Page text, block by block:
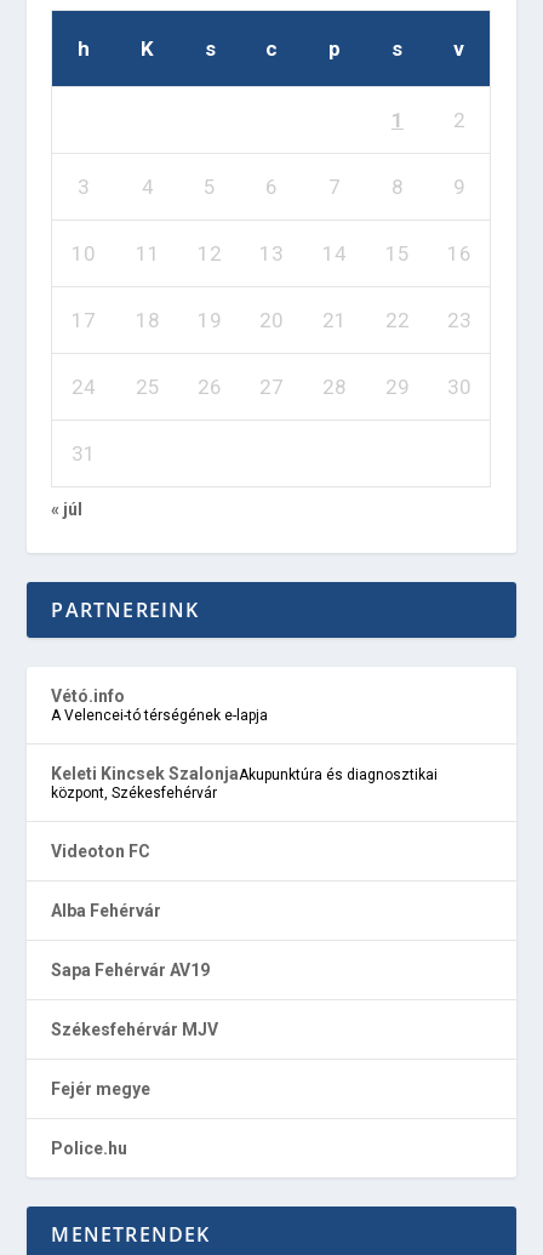
h K s c p s v
1 2
3 4 5 6 7 8 9
10 11 12 13 14 15 16
17 18 19 20 21 22 23
24 25 26 27 28 29 30
31
« júl
PARTNEREINK
Vétó.info
A Velencei-tó térségének e-lapja
Keleti Kincsek SzalonjaAkupunktúra és diagnosztikai
központ, Székesfehérvár
Videoton FC
Alba Fehérvár
Sapa Fehérvár AV19
Székesfehérvár MJV
Fejér megye
Police.hu
MENETRENDEK